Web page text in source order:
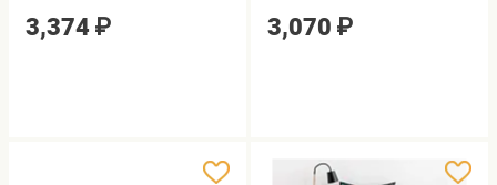
3,374 ₽ 3,070 ₽